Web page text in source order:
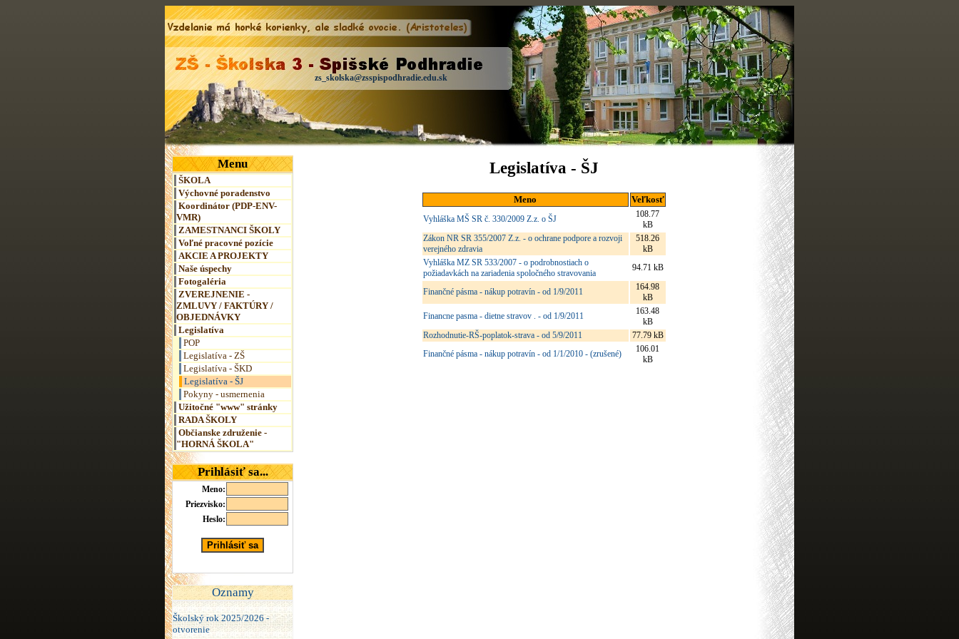
zs_skolska@zsspispodhradie.edu.sk
Menu
ŠKOLA
Výchovné poradenstvo
Koordinátor (PDP-ENV-
VMR)
ZAMESTNANCI ŠKOLY
Voľné pracovné pozície
AKCIE A PROJEKTY
Naše úspechy
Fotogaléria
ZVEREJNENIE -
ZMLUVY / FAKTÚRY /
OBJEDNÁVKY
Legislatíva
POP
Legislatíva - ZŠ
Legislatíva - ŠKD
Legislatíva - ŠJ
Pokyny - usmernenia
Užitočné "www" stránky
RADA ŠKOLY
Občianske združenie -
"HORNÁ ŠKOLA"
Prihlásiť sa...
Meno:
Priezvisko:
Heslo:
Oznamy
Školský rok 2025/2026 -
otvorenie
Legislatíva - ŠJ
Meno Veľkosť
Vyhláška MŠ SR č. 330/2009 Z.z. o ŠJ
108.77
kB
Zákon NR SR 355/2007 Z.z. - o ochrane podpore a rozvoji
verejného zdravia
518.26
kB
Vyhláška MZ SR 533/2007 - o podrobnostiach o
požiadavkách na zariadenia spoločného stravovania
94.71 kB
Finančné pásma - nákup potravín - od 1/9/2011
164.98
kB
Financne pasma - dietne stravov . - od 1/9/2011
163.48
kB
Rozhodnutie-RŠ-poplatok-strava - od 5/9/2011
77.79 kB
Finančné pásma - nákup potravín - od 1/1/2010 - (zrušené)
106.01
kB